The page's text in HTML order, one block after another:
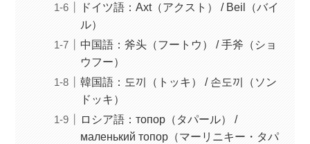
ドイツ語：Axt（アクスト） / Beil（バイ
ル）
中国語：斧头（フートウ） / 手斧（ショ
ウフー）
韓国語：도끼（トッキ） / 손도끼（ソン
ドッキ）
ロシア語：топор（タパール） /
маленький топор（マーリニキー・タパ